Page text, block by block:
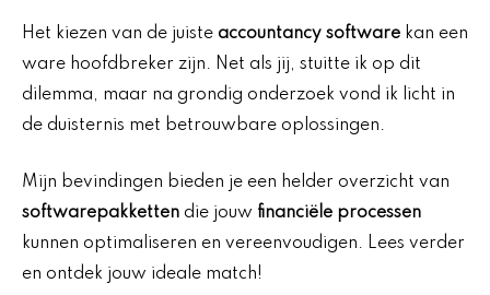
Het kiezen van de juiste accountancy software kan een
ware hoofdbreker zijn. Net als jij, stuitte ik op dit
dilemma, maar na grondig onderzoek vond ik licht in
de duisternis met betrouwbare oplossingen.
Mijn bevindingen bieden je een helder overzicht van
softwarepakketten die jouw financiële processen
kunnen optimaliseren en vereenvoudigen. Lees verder
en ontdek jouw ideale match!